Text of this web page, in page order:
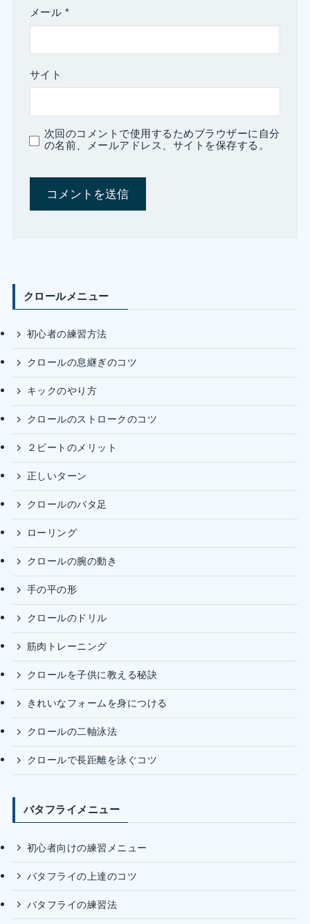
メール *
サイト
次回のコメントで使用するためブラウザーに自分
の名前、メールアドレス、サイトを保存する。
クロールメニュー
初心者の練習方法
クロールの息継ぎのコツ
キックのやり方
クロールのストロークのコツ
２ビートのメリット
正しいターン
クロールのバタ足
ローリング
クロールの腕の動き
手の平の形
クロールのドリル
筋肉トレーニング
クロールを子供に教える秘訣
きれいなフォームを身につける
クロールの二軸泳法
クロールで長距離を泳ぐコツ
バタフライメニュー
初心者向けの練習メニュー
バタフライの上達のコツ
バタフライの練習法